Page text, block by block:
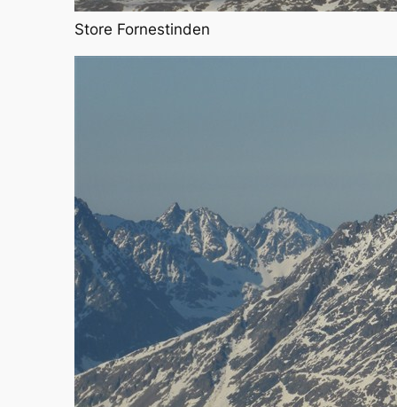
Store Fornestinden